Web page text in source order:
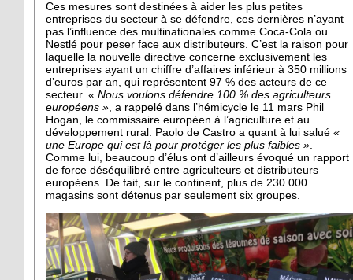
Ces mesures sont destinées à aider les plus petites
entreprises du secteur à se défendre, ces dernières n’ayant
pas l’influence des multinationales comme Coca-Cola ou
Nestlé pour peser face aux distributeurs. C’est la raison pour
laquelle la nouvelle directive concerne exclusivement les
entreprises ayant un chiffre d’affaires inférieur à 350 millions
d’euros par an, qui représentent 97 % des acteurs de ce
secteur. « Nous voulons défendre 100 % des agriculteurs
européens », a rappelé dans l’hémicycle le 11 mars Phil
Hogan, le commissaire européen à l’agriculture et au
développement rural. Paolo de Castro a quant à lui salué «
une Europe qui est là pour protéger les plus faibles ».
Comme lui, beaucoup d’élus ont d’ailleurs évoqué un rapport
de force déséquilibré entre agriculteurs et distributeurs
européens. De fait, sur le continent, plus de 230 000
magasins sont détenus par seulement six groupes.